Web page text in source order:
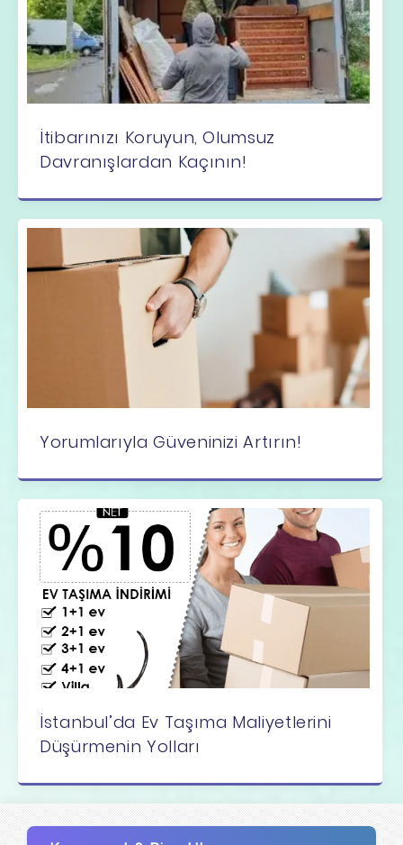
İtibarınızı Koruyun, Olumsuz
Davranışlardan Kaçının!
Yorumlarıyla Güveninizi Artırın!
İstanbul’da Ev Taşıma Maliyetlerini
Düşürmenin Yolları